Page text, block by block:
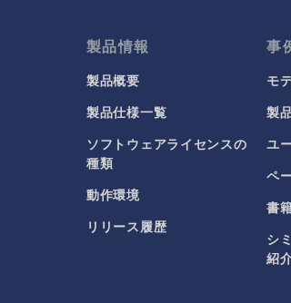
製品情報
製品概要
製品仕様一覧
ソフトウェアライセンスの
種類
動作環境
リリース履歴
事
モ
製
ユ
ペ
書
シ
紹